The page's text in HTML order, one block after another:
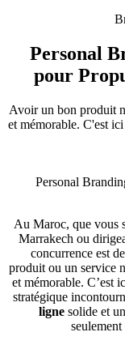
Personal
pour
Avoir un bon produit
et mémorable. C'est
Au Maroc, que vous
Marrakech ou
concurrence est
produit ou un service
et mémorable. C’est
stratégique
ligne solide et
seulement